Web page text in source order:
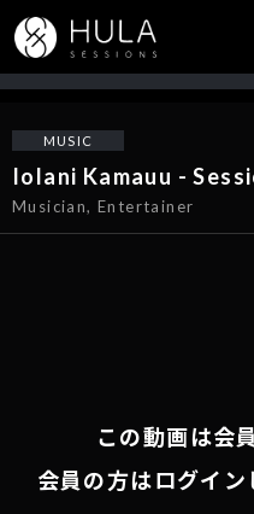
MUSIC
Iolani Kamauu -
Musician, Entertainer
この動画は会
会員の方はログイン